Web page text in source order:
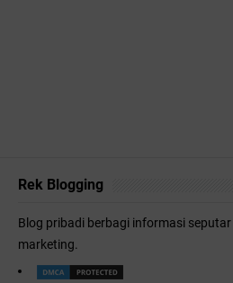
Rek Blogging
Blog pribadi berbagi informasi
marketing.